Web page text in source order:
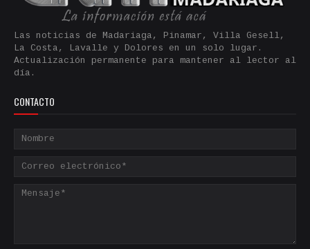
Las noticias de Madariaga, Pinamar, Villa Gesell,
La Costa, Lavalle y Dolores en un solo lugar.
Actualización permanente para mantener al lector al
día.
CONTACTO